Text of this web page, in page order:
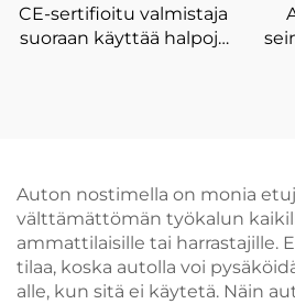
CE-sertifioitu valmistaja
suoraan käyttää halpoja
Auton nostimella on monia
välttämättömän työkalun
ammattilaisille tai harrastajille.
tilaa, koska autolla voi
alle, kun sitä ei käytetä. Näin